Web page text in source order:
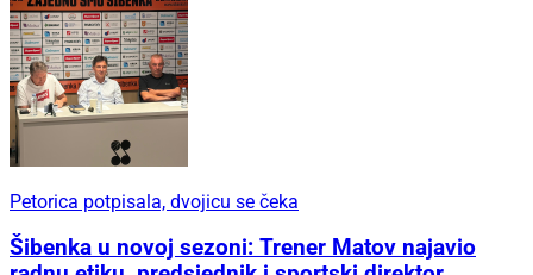
Petorica potpisala, dvojicu se čeka
Šibenka u novoj sezoni: Trener Matov najavio